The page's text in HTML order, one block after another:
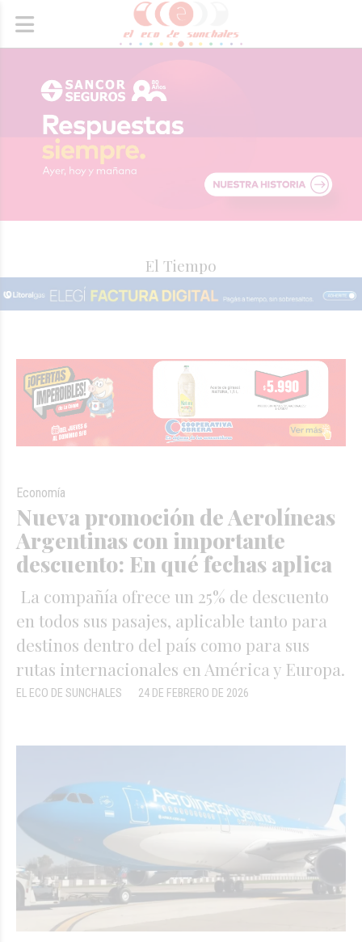
El Tiempo
Nueva promoción de Aerolíneas
Argentinas con importante
descuento: En qué fechas aplica
La compañía ofrece un 25% de descuento
en todos sus pasajes, aplicable tanto para
destinos dentro del país como para sus
rutas internacionales en América y Europa.
Economía
24 DE FEBRERO DE 2026
EL ECO DE SUNCHALES